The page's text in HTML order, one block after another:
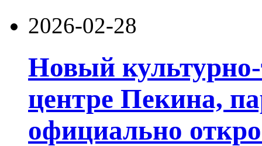
2026-02-28
Новый
центре Пекина,
официально